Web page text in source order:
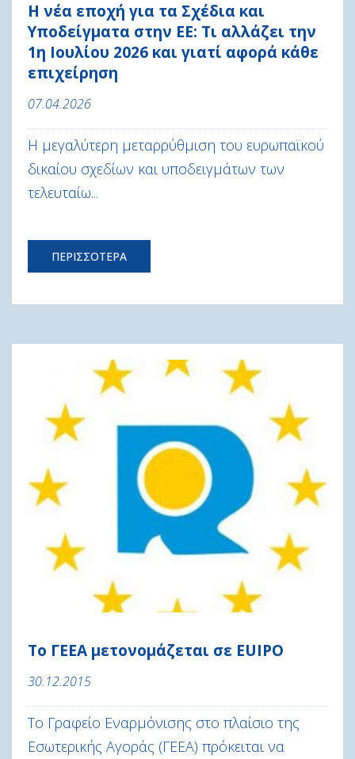
Η νέα εποχή για τα Σχέδια και
Υποδείγματα στην ΕΕ: Τι αλλάζει την
1η Ιουλίου 2026 και γιατί αφορά κάθε
επιχείρηση
07.04.2026
Η μεγαλύτερη μεταρρύθμιση του ευρωπαϊκού
δικαίου σχεδίων και υποδειγμάτων των
τελευταίω...
ΠΕΡΙΣΣΟΤΕΡΑ
Το ΓΕΕΑ μετονομάζεται σε EUIPO
30.12.2015
Το Γραφείο Εναρμόνισης στο πλαίσιο της
Εσωτερικής Αγοράς (ΓΕΕΑ) πρόκειται να